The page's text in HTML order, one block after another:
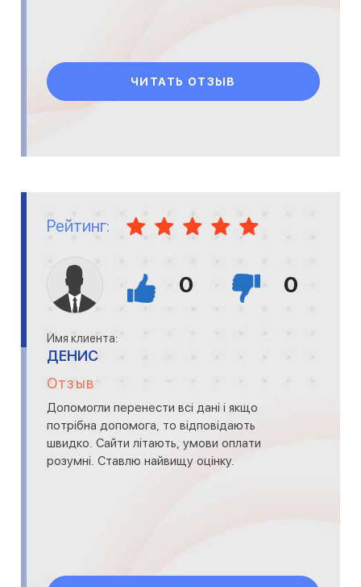
ЧИТАТЬ ОТЗЫВ
Рейтинг:
0 0
Имя клиента:
ДЕНИС
Отзыв
Допомогли перенести всі дані і якщо
потрібна допомога, то відповідають
швидко. Сайти літають, умови оплати
розумні. Ставлю найвищу оцінку.